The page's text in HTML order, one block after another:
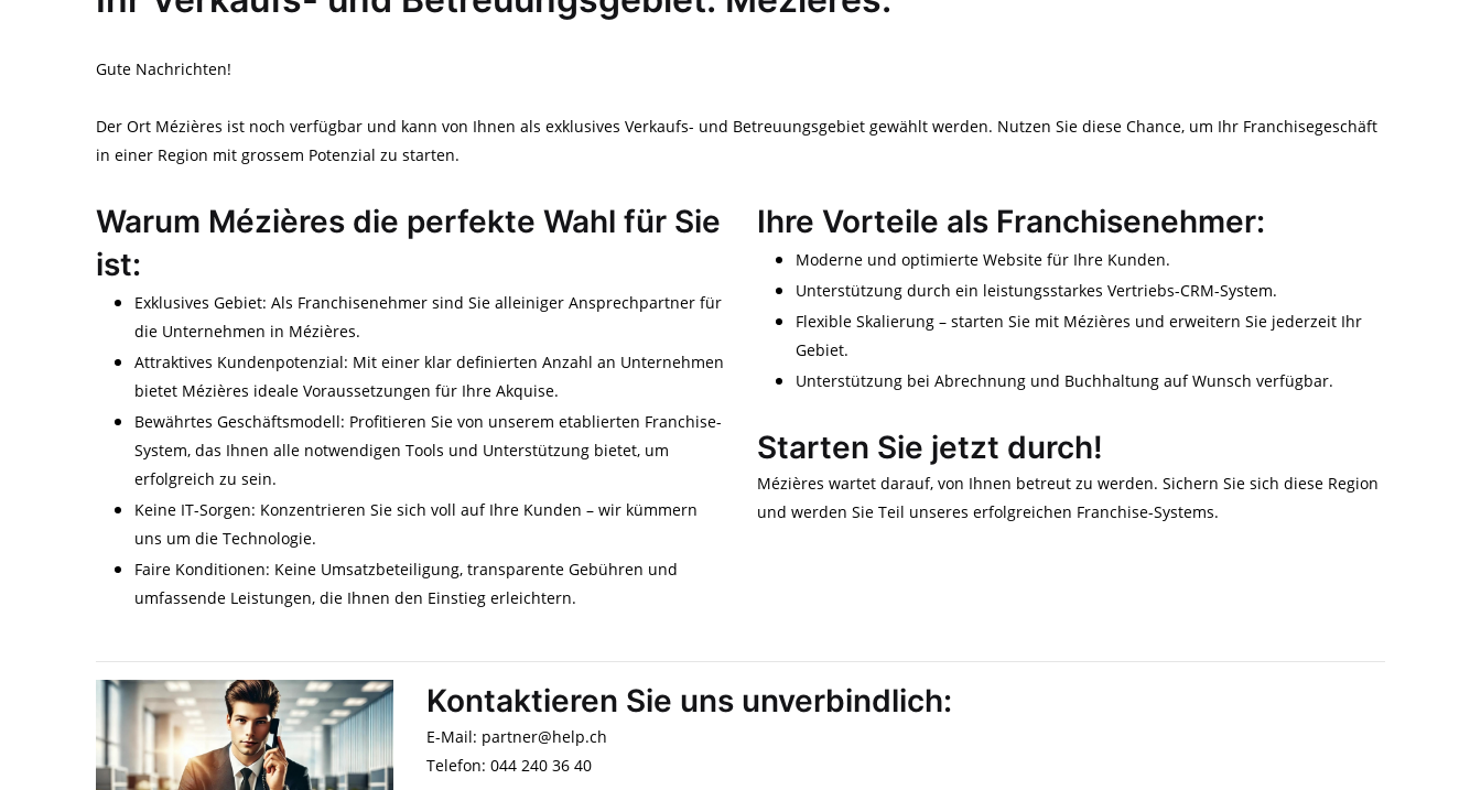
Gute Nachrichten!
Der Ort Mézières ist noch verfügbar und kann von Ihnen als exklusives Verkaufs- und Betreuungsgebiet gewählt werden. Nutzen Sie diese Chance, um Ihr Franchisegeschäft
in einer Region mit grossem Potenzial zu starten.
Warum Mézières die perfekte Wahl für Sie
ist:
Exklusives Gebiet: Als Franchisenehmer sind Sie alleiniger Ansprechpartner für
die Unternehmen in Mézières.
Attraktives Kundenpotenzial: Mit einer klar definierten Anzahl an Unternehmen
bietet Mézières ideale Voraussetzungen für Ihre Akquise.
Bewährtes Geschäftsmodell: Profitieren Sie von unserem etablierten Franchise-
System, das Ihnen alle notwendigen Tools und Unterstützung bietet, um
erfolgreich zu sein.
Keine IT-Sorgen: Konzentrieren Sie sich voll auf Ihre Kunden – wir kümmern
uns um die Technologie.
Faire Konditionen: Keine Umsatzbeteiligung, transparente Gebühren und
umfassende Leistungen, die Ihnen den Einstieg erleichtern.
Ihre Vorteile als Franchisenehmer:
Moderne und optimierte Website für Ihre Kunden.
Unterstützung durch ein leistungsstarkes Vertriebs-CRM-System.
Flexible Skalierung – starten Sie mit Mézières und erweitern Sie jederzeit Ihr
Gebiet.
Unterstützung bei Abrechnung und Buchhaltung auf Wunsch verfügbar.
Starten Sie jetzt durch!
Mézières wartet darauf, von Ihnen betreut zu werden. Sichern Sie sich diese Region
und werden Sie Teil unseres erfolgreichen Franchise-Systems.
Kontaktieren Sie uns unverbindlich:
E-Mail: partner@help.ch
Telefon: 044 240 36 40